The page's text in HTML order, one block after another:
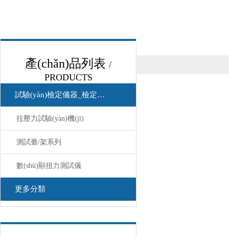
產(chǎn)品列表 /
PRODUCTS
試驗(yàn)檢定儀器_檢定儀器
拉壓力試驗(yàn)機(jī)
測試臺/架系列
數(shù)顯扭力測試儀
更多分類